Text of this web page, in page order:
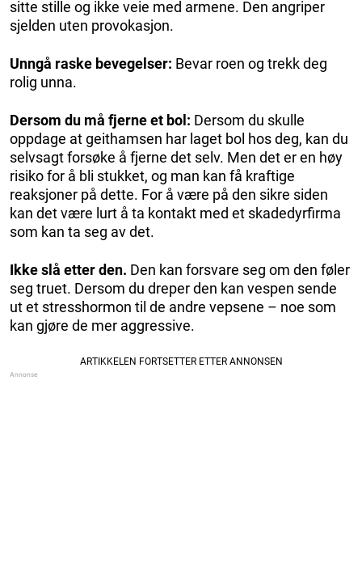
sitte stille og ikke veie med armene. Den angriper
sjelden uten provokasjon.
Unngå raske bevegelser: Bevar roen og trekk deg
rolig unna.
Dersom du må fjerne et bol: Dersom du skulle
oppdage at geithamsen har laget bol hos deg, kan du
selvsagt forsøke å fjerne det selv. Men det er en høy
risiko for å bli stukket, og man kan få kraftige
reaksjoner på dette. For å være på den sikre siden
kan det være lurt å ta kontakt med et skadedyrfirma
som kan ta seg av det.
Ikke slå etter den. Den kan forsvare seg om den føler
seg truet. Dersom du dreper den kan vespen sende
ut et stresshormon til de andre vepsene – noe som
kan gjøre de mer aggressive.